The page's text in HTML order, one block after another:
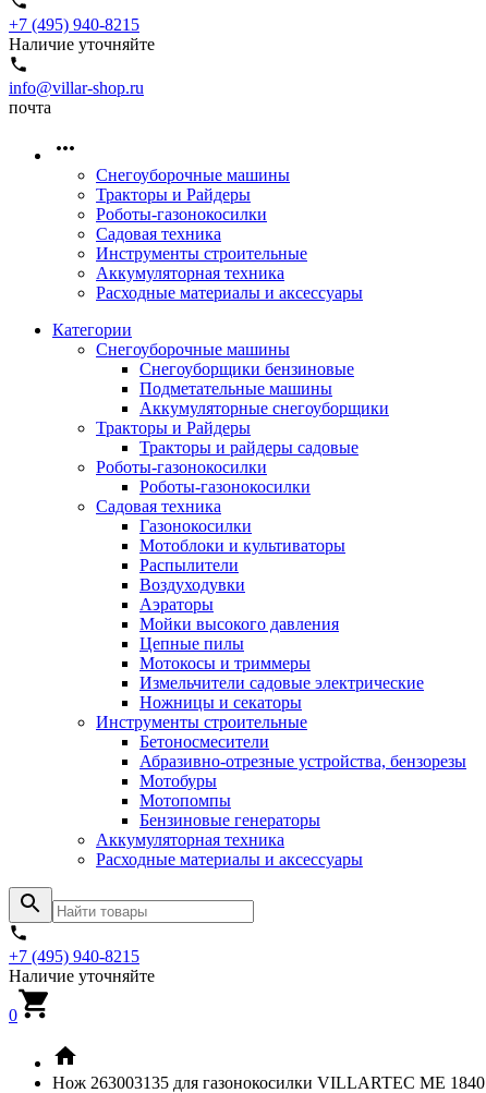
+7 (495) 940-8215
Наличие уточняйте
info@villar-shop.ru
почта
Снегоуборочные машины
Тракторы и Райдеры
Роботы-газонокосилки
Садовая техника
Инструменты строительные
Аккумуляторная техника
Расходные материалы и аксессуары
Категории
Снегоуборочные машины
Снегоуборщики бензиновые
Подметательные машины
Аккумуляторные снегоуборщики
Тракторы и Райдеры
Тракторы и райдеры садовые
Роботы-газонокосилки
Роботы-газонокосилки
Садовая техника
Газонокосилки
Мотоблоки и культиваторы
Распылители
Воздуходувки
Аэраторы
Мойки высокого давления
Цепные пилы
Мотокосы и триммеры
Измельчители садовые электрические
Ножницы и секаторы
Инструменты строительные
Бетоносмесители
Абразивно-отрезные устройства, бензорезы
Мотобуры
Мотопомпы
Бензиновые генераторы
Аккумуляторная техника
Расходные материалы и аксессуары
+7 (495) 940-8215
Наличие уточняйте
0
Нож 263003135 для газонокосилки VILLARTEC ME 1840